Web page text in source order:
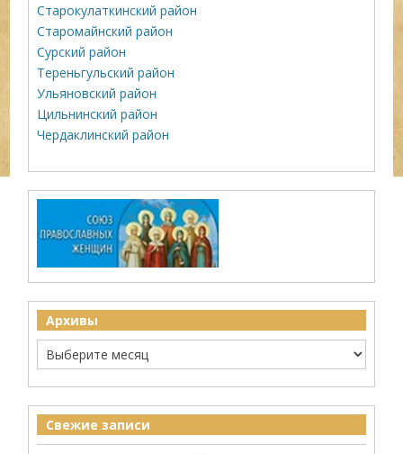
Старокулаткинский район
Старомайнский район
Сурский район
Тереньгульский район
Ульяновский район
Цильнинский район
Чердаклинский район
Архивы
Свежие записи